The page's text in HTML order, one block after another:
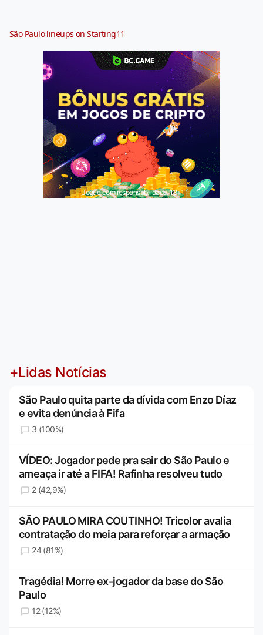
São Paulo lineups on Starting11
Jogue com responsabilidade. 18+
+Lidas Notícias
São Paulo quita parte da dívida com Enzo Díaz
e evita denúncia à Fifa
3 (100%)
VÍDEO: Jogador pede pra sair do São Paulo e
ameaça ir até a FIFA! Rafinha resolveu tudo
2 (42,9%)
SÃO PAULO MIRA COUTINHO! Tricolor avalia
contratação do meia para reforçar a armação
24 (81%)
Tragédia! Morre ex-jogador da base do São
Paulo
12 (12%)